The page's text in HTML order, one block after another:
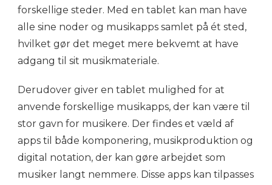
forskellige steder. Med en tablet kan man have
alle sine noder og musikapps samlet på ét sted,
hvilket gør det meget mere bekvemt at have
adgang til sit musikmateriale.
Derudover giver en tablet mulighed for at
anvende forskellige musikapps, der kan være til
stor gavn for musikere. Der findes et væld af
apps til både komponering, musikproduktion og
digital notation, der kan gøre arbejdet som
musiker langt nemmere. Disse apps kan tilpasses